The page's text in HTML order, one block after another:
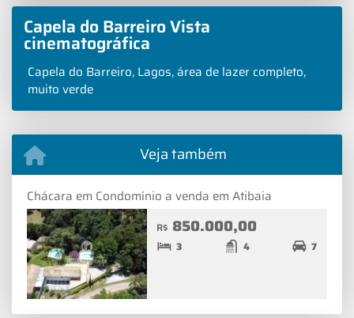
Capela do Barreiro Vista
cinematográfica
Capela do Barreiro, Lagos, área de lazer completo,
muito verde
Veja também
Chácara em Condomínio a venda em Atibaia
R$ 850.000,00
3 4 7